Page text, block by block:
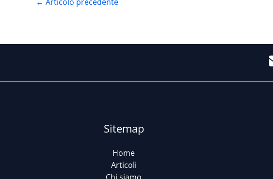
← Articolo precedente
Sitemap
Home
Articoli